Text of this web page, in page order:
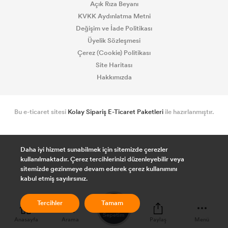
Anasayfa Arama
Sepetim
Paylaş Menü
Açık Rıza Beyanı
KVKK Aydınlatma Metni
Değişim ve İade Politikası
Üyelik Sözleşmesi
Çerez (Cookie) Politikası
Site Haritası
Hakkımızda
Bu e-ticaret sitesi Kolay Sipariş E-Ticaret Paketleri ile hazırlanmıştır.
Daha iyi hizmet sunabilmek için sitemizde çerezler
kullanılmaktadır. Çerez tercihlerinizi düzenleyebilir veya
sitemizde gezinmeye devam ederek çerez kullanımını
kabul etmiş sayılırsınız.
Tercihler Tamam